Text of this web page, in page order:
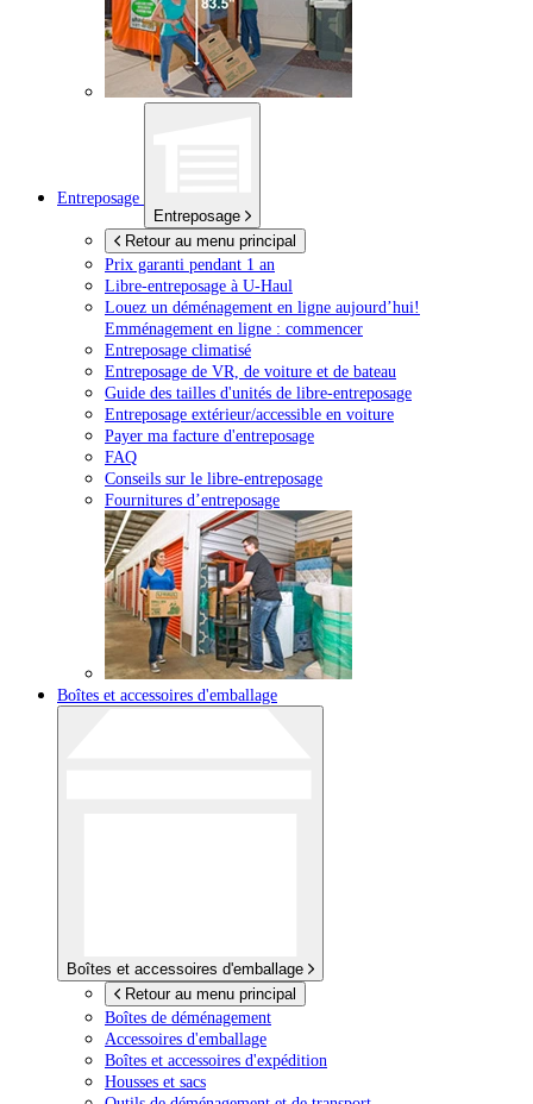
Entreposage
Entreposage
Retour au menu principal
Prix garanti pendant 1 an
Libre-entreposage à U-Haul
Louez un déménagement en ligne aujourd’hui!
Emménagement en ligne : commencer
Entreposage climatisé
Entreposage de VR, de voiture et de bateau
Guide des tailles d'unités de libre-entreposage
Entreposage extérieur/accessible en voiture
Payer ma facture d'entreposage
FAQ
Conseils sur le libre-entreposage
Fournitures d’entreposage
Boîtes et accessoires d'emballage
Boîtes et accessoires d'emballage
Retour au menu principal
Boîtes de déménagement
Accessoires d'emballage
Boîtes et accessoires d'expédition
Housses et sacs